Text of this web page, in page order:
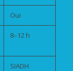
Oui
8–12 h
SIADH